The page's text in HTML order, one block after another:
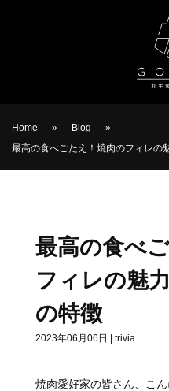
Home » Blog
»
最高の食べごたえ！焼肉のフィレの
最高の食べ
フィレの魅
の特徴
2023年06月06日 trivia
焼肉愛好家の皆さん、こ